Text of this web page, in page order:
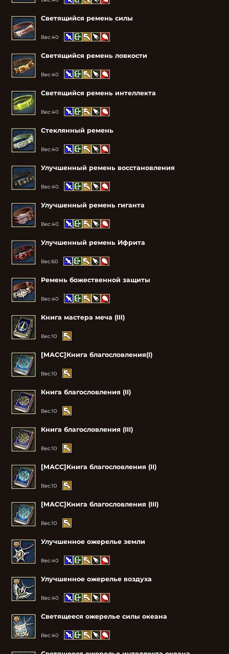
Светящийся ремень силы
Вес:40
Светящийся ремень ловкости
Вес:40
Светящийся ремень интеллекта
Вес:40
Стеклянный ремень
Вес:40
Улучшенный ремень восстановления
Вес:40
Улучшенный ремень гиганта
Вес:40
Улучшенный ремень Ифрита
Вес:60
Ремень божественной защиты
Вес:40
Книга мастера меча (III)
Вес:10
[МАСС]Книга благословления(I)
Вес:10
Книга благословления (II)
Вес:10
Книга благословления (III)
Вес:10
[МАСС]Книга благословления (II)
Вес:10
[МАСС]Книга благословления (III)
Вес:10
Улучшенное ожерелье земли
Вес:40
Улучшенное ожерелье воздуха
Вес:40
Светящееся ожерелье силы океана
Вес:40